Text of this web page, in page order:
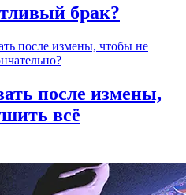
брак?
после измены,
всё